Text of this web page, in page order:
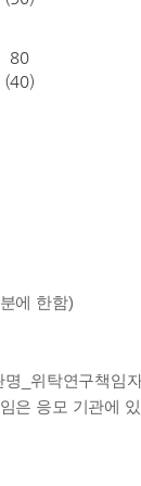
80
(40)
에 한함)
_위탁연구책임
은 응모 기관에